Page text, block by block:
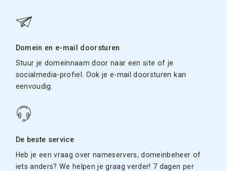
Domein en e-mail doorsturen
Stuur je domeinnaam door naar een site of je
socialmedia-profiel. Ook je e-mail doorsturen kan
eenvoudig.
De beste service
Heb je een vraag over nameservers, domeinbeheer of
iets anders? We helpen je graag verder! 7 dagen per